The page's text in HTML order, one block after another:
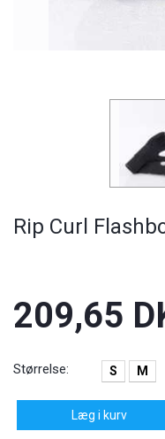
Rip Curl
209,65
Størrelse: S M
Læg i kurv